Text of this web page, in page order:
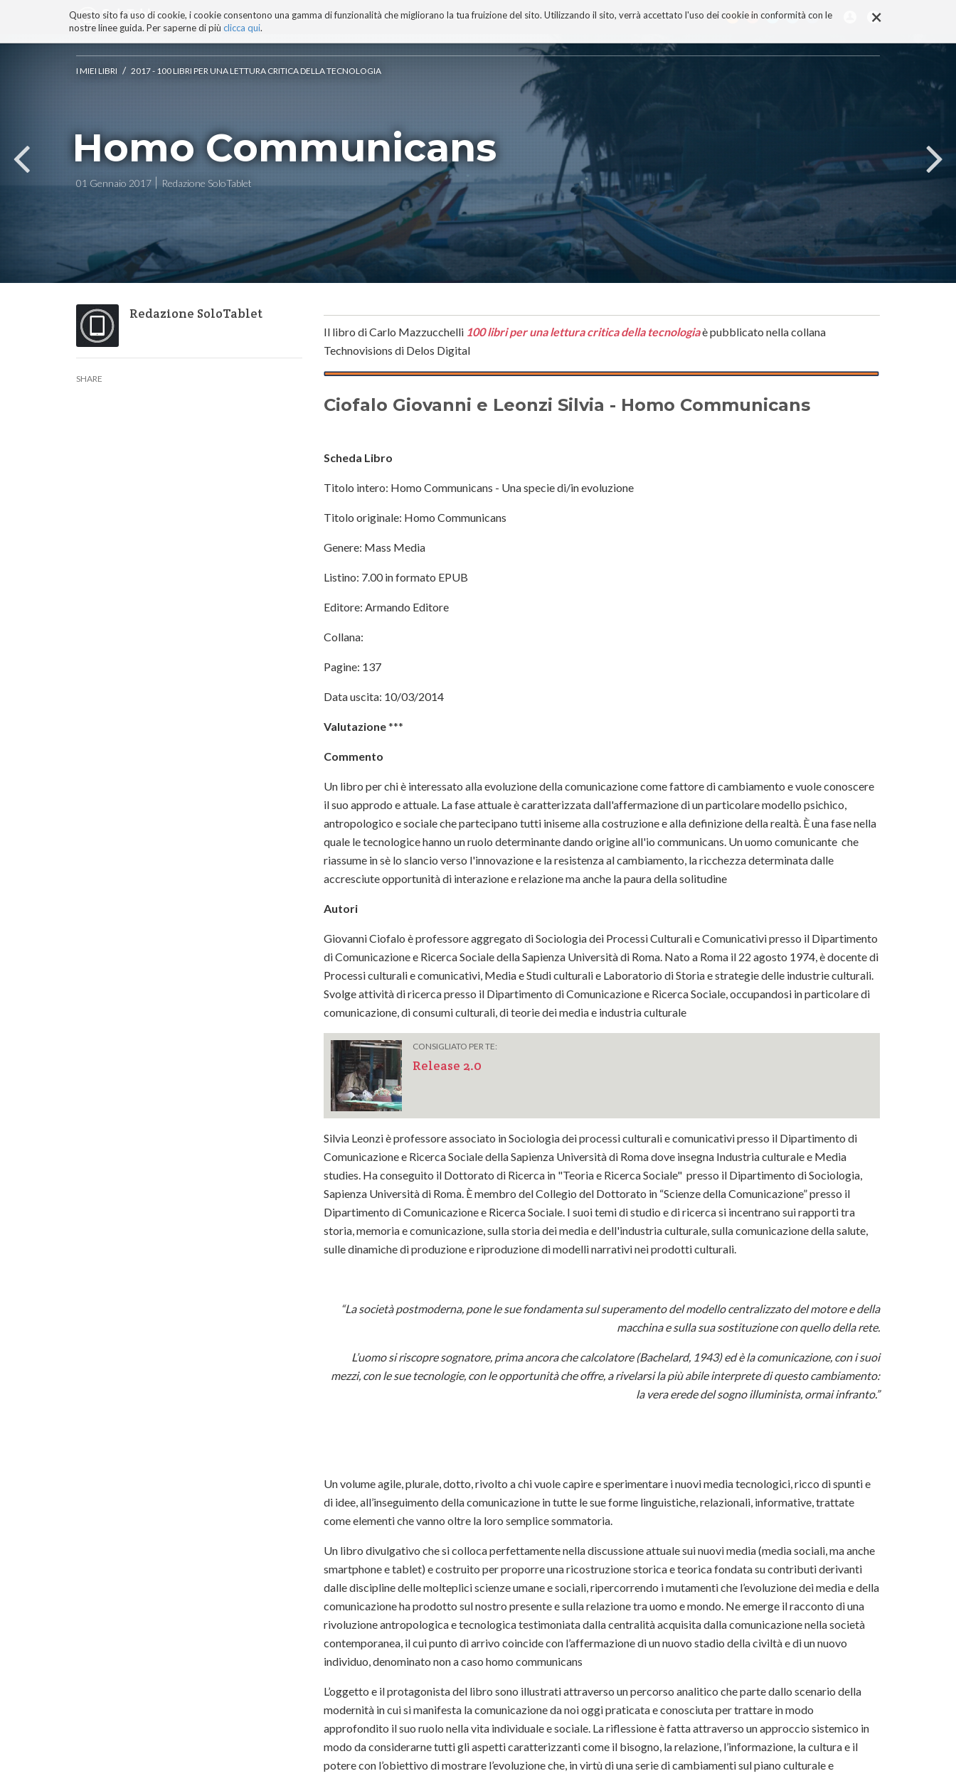
×
Questo sito fa uso di cookie, i cookie consentono una gamma di funzionalità che migliorano la tua fruizione del sito. Utilizzando il sito, verrà accettato l'uso dei cookie in conformità con le
nostre linee guida. Per saperne di più clicca qui.
BLOG TECNOCONSAPEVOLEZZA TECNOBIBLIOGRAFIA I MIEI LIBRI PROGETTO
ai
contenuti.
|
Salta
alla
navigazione
I MIEI LIBRI / 2017 - 100 LIBRI PER UNA LETTURA CRITICA DELLA TECNOLOGIA
Homo Communicans
01 Gennaio 2017 Redazione SoloTablet
Redazione SoloTablet
SHARE
Il libro di Carlo Mazzucchelli 100 libri per una lettura critica della tecnologiaè pubblicato nella collana
Technovisions di Delos Digital
Ciofalo Giovanni e Leonzi Silvia - Homo Communicans
Scheda Libro
Titolo intero: Homo Communicans - Una specie di/in evoluzione
Titolo originale: Homo Communicans
Genere: Mass Media
Listino: 7.00 in formato EPUB
Editore: Armando Editore
Collana:
Pagine: 137
Data uscita: 10/03/2014
Valutazione***
Commento
Un libro per chi è interessato alla evoluzione della comunicazione come fattore di cambiamento e vuole conoscere
il suo approdo e attuale. La fase attuale è caratterizzata dall'affermazione di un particolare modello psichico,
antropologico e sociale che partecipano tutti iniseme alla costruzione e alla definizione della realtà. È una fase nella
quale le tecnologice hanno un ruolo determinante dando origine all'io communicans. Un uomo comunicante che
riassume in sè lo slancio verso l'innovazione e la resistenza al cambiamento, la ricchezza determinata dalle
accresciute opportunità di interazione e relazione ma anche la paura della solitudine
Autori
Giovanni Ciofalo è professore aggregato di Sociologia dei Processi Culturali e Comunicativi presso il Dipartimento
di Comunicazione e Ricerca Sociale della Sapienza Università di Roma. Nato a Roma il 22 agosto 1974, è docente di
Processi culturali e comunicativi, Media e Studi culturali e Laboratorio di Storia e strategie delle industrie culturali.
Svolge attività di ricerca presso il Dipartimento di Comunicazione e Ricerca Sociale, occupandosi in particolare di
comunicazione, di consumi culturali, di teorie dei media e industria culturale
CONSIGLIATO PER TE:
Release 2.0
Silvia Leonzi è professore associato in Sociologia dei processi culturali e comunicativi presso il Dipartimento di
Comunicazione e Ricerca Sociale della Sapienza Università di Roma dove insegna Industria culturale e Media
studies. Ha conseguito il Dottorato di Ricerca in "Teoria e Ricerca Sociale" presso il Dipartimento di Sociologia,
Sapienza Università di Roma. È membro del Collegio del Dottorato in “Scienze della Comunicazione” presso il
Dipartimento di Comunicazione e Ricerca Sociale. I suoi temi di studio e di ricerca si incentrano sui rapporti tra
storia, memoria e comunicazione, sulla storia dei media e dell'industria culturale, sulla comunicazione della salute,
sulle dinamiche di produzione e riproduzione di modelli narrativi nei prodotti culturali.
“La società postmoderna, pone le sue fondamenta sul superamento del modello centralizzato del motore e della
macchina e sulla sua sostituzione con quello della rete.
L’uomo si riscopre sognatore, prima ancora che calcolatore (Bachelard, 1943) ed è la comunicazione, con i suoi
mezzi, con le sue tecnologie, con le opportunità che offre, a rivelarsi la più abile interprete di questo cambiamento:
la vera erede del sogno illuminista, ormai infranto.”
Un volume agile, plurale, dotto, rivolto a chi vuole capire e sperimentare i nuovi media tecnologici, ricco di spunti e
di idee, all’inseguimento della comunicazione in tutte le sue forme linguistiche, relazionali, informative, trattate
come elementi che vanno oltre la loro semplice sommatoria.
Un libro divulgativo che si colloca perfettamente nella discussione attuale sui nuovi media (media sociali, ma anche
smartphone e tablet) e costruito per proporre una ricostruzione storica e teorica fondata su contributi derivanti
dalle discipline delle molteplici scienze umane e sociali, ripercorrendo i mutamenti che l’evoluzione dei media e della
comunicazione ha prodotto sul nostro presente e sulla relazione tra uomo e mondo. Ne emerge il racconto di una
rivoluzione antropologica e tecnologica testimoniata dalla centralità acquisita dalla comunicazione nella società
contemporanea, il cui punto di arrivo coincide con l’affermazione di un nuovo stadio della civiltà e di un nuovo
individuo, denominato non a caso homo communicans
L’oggetto e il protagonista del libro sono illustrati attraverso un percorso analitico che parte dallo scenario della
modernità in cui si manifesta la comunicazione da noi oggi praticata e conosciuta per trattare in modo
approfondito il suo ruolo nella vita individuale e sociale. La riflessione è fatta attraverso un approccio sistemico in
modo da considerarne tutti gli aspetti caratterizzanti come il bisogno, la relazione, l’informazione, la cultura e il
potere con l’obiettivo di mostrare l’evoluzione che, in virtù di una serie di cambiamenti sul piano culturale e